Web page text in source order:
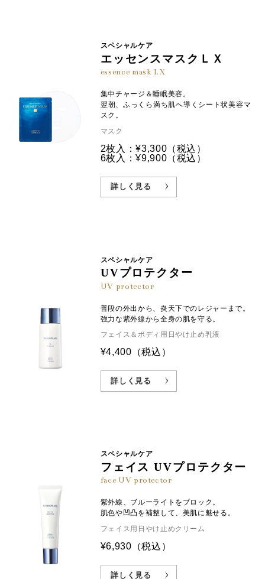
スペシャルケア
エッセンスマスクＬＸ
essence mask LX
集中チャージ＆睡眠美容。
翌朝、ふっくら満ち肌へ導くシート状美容マ
スク。
マスク
2枚入：¥3,300 （税込）
6枚入：¥9,900 （税込）
詳しく見る
スペシャルケア
UVプロテクター
UV protector
普段の外出から、炎天下でのレジャーまで。
強力な紫外線から全身の肌を守る。
フェイス＆ボディ用日やけ止め乳液
¥4,400 （税込）
詳しく見る
スペシャルケア
フェイス UVプロテクター
face UV protector
紫外線、ブルーライトをブロック。
肌色や凹凸を補整して、美肌に魅せる。
フェイス用日やけ止めクリーム
¥6,930 （税込）
詳しく見る